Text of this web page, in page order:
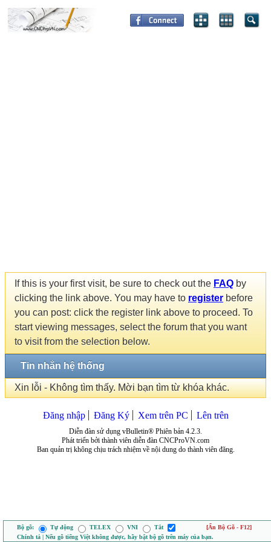
If this is your first visit, be sure to check out the FAQ by
clicking the link above. You may have to register before
you can post: click the register link above to proceed. To
start viewing messages, select the forum that you want
to visit from the selection below.
Tin nhắn hệ thống
Xin lỗi - Không tìm thấy. Mời bạn tìm từ khóa khác.
Đăng nhập Đăng Ký Xem trên PC Lên trên
Diễn đàn sử dụng vBulletin® Phiên bản 4.2.3.
Phát triển bởi thành viên diễn đàn CNCProVN.com
Ban quản trị không chịu trách nhiệm về nội dung do thành viên đăng.
Bộ gõ: Tự động TELEX VNI Tắt
[Ẩn Bộ Gõ - F12]
Chính tả | Nếu gõ tiếng Việt không được, hãy bật bộ gõ trên máy của bạn.